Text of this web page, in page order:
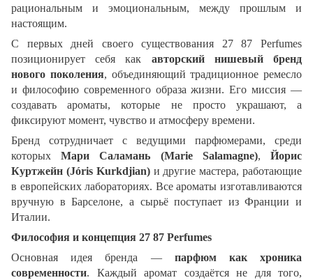
рациональным и эмоциональным, между прошлым и
настоящим.
С первых дней своего существования 27 87 Perfumes
позиционирует себя как авторский нишевый бренд
нового поколения, объединяющий традиционное ремесло
и философию современного образа жизни. Его миссия —
создавать ароматы, которые не просто украшают, а
фиксируют момент, чувство и атмосферу времени.
Бренд сотрудничает с ведущими парфюмерами, среди
которыхМари Саламань (Marie Salamagne),Йорис
Куртжейн (Jóris Kurkdjian)и другие мастера, работающие
в европейских лабораториях. Все ароматы изготавливаются
вручную в Барселоне, а сырьё поступает из Франции и
Италии.
Философия и концепция 27 87 Perfumes
Основная идея бренда — парфюм как хроника
современности. Каждый аромат создаётся не для того,